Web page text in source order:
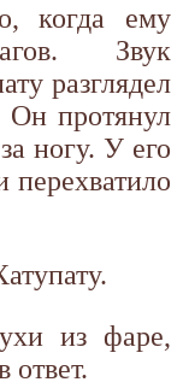
когда ему
Звук
разглядел
Он протянул
ногу. У его
перехватило
из фаре,
ответ.